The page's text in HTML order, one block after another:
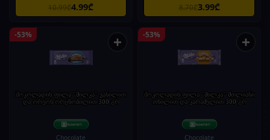
10.99₾4.99₾ 8.70₾3.99₾
-53% +
შოკოლადის ფილა "მილკა" ვანილით
და ორეოს ორცხობილით 300 გრ
Chocolate
-53% +
შოკოლადის ფილა "მილკა" მთლიანი
თხილით და კარამელით 300 გრ
Chocolate